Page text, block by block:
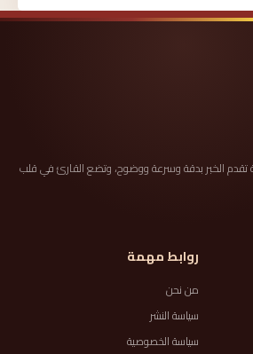
تقدم الخبر بدقة وسرعة ووضوح، وتضع القارئ في قلب
روابط مهمة
من نحن
سياسة النشر
سياسة الخصوصية